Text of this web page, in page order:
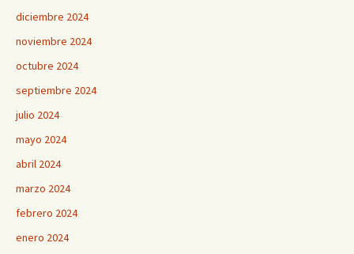
diciembre 2024
noviembre 2024
octubre 2024
septiembre 2024
julio 2024
mayo 2024
abril 2024
marzo 2024
febrero 2024
enero 2024